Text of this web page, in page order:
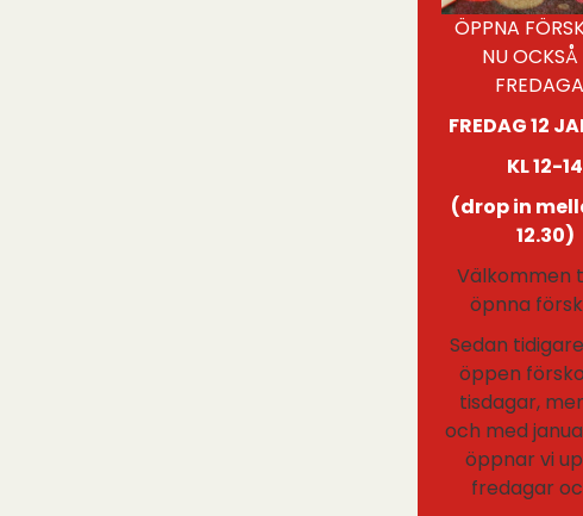
ÖPPNA
NU OCKSÅ
FREDAG 12
KL 12-14
(drop in
12.30)
Välkommen
öpnna
Sedan
öppen
tisdagar,
och med
öppnar vi
fredagar